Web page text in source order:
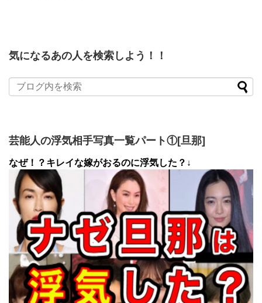
気になるあの人を検索しよう！！
芸能人の浮気相手写真一覧パート①[旦那]
なぜ！？キレイな嫁がおるのに浮気した？↓